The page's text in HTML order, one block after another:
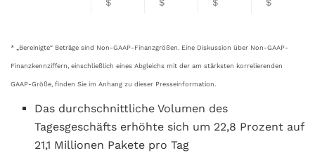
* „Bereinigte“ Beträge sind Non-GAAP-Finanzgrößen. Eine Diskussion über Non-GAAP-
Finanzkennziffern, einschließlich eines Abgleichs mit der am stärksten korrelierenden
GAAP-Größe, finden Sie im Anhang zu dieser Presseinformation.
Das durchschnittliche Volumen des
Tagesgeschäfts erhöhte sich um 22,8 Prozent auf
21,1 Millionen Pakete pro Tag